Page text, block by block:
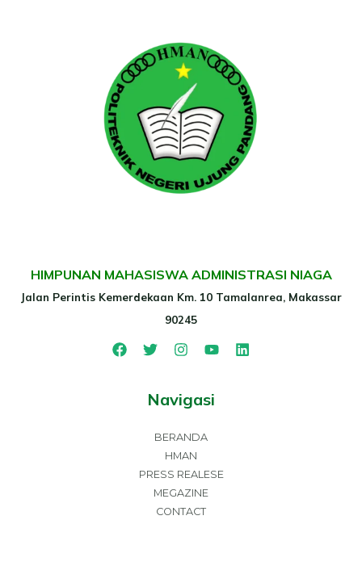
HIMPUNAN MAHASISWA ADMINISTRASI NIAGA
Jalan Perintis Kemerdekaan Km. 10 Tamalanrea, Makassar
90245
Navigasi
BERANDA
HMAN
PRESS REALESE
MEGAZINE
CONTACT